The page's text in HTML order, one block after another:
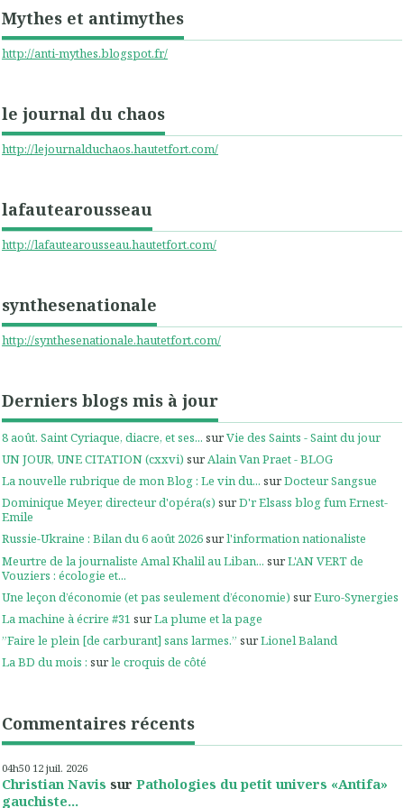
Mythes et antimythes
http://anti-mythes.blogspot.fr/
le journal du chaos
http://lejournalduchaos.hautetfort.com/
lafautearousseau
http://lafautearousseau.hautetfort.com/
synthesenationale
http://synthesenationale.hautetfort.com/
Derniers blogs mis à jour
8 août. Saint Cyriaque, diacre, et ses... surVie des Saints - Saint du jour
UN JOUR, UNE CITATION (cxxvi) surAlain Van Praet - BLOG
La nouvelle rubrique de mon Blog : Le vin du... surDocteur Sangsue
Dominique Meyer, directeur d'opéra(s) surD'r Elsass blog fum Ernest-
Emile
Russie-Ukraine : Bilan du 6 août 2026surl'information nationaliste
Meurtre de la journaliste Amal Khalil au Liban... surL'AN VERT de
Vouziers : écologie et...
Une leçon d’économie (et pas seulement d’économie) surEuro-Synergies
La machine à écrire #31 surLa plume et la page
”Faire le plein [de carburant] sans larmes.” surLionel Baland
La BD du mois : surle croquis de côté
Commentaires récents
04h50 12 juil. 2026
Christian Navis sur Pathologies du petit univers «Antifa»
gauchiste...